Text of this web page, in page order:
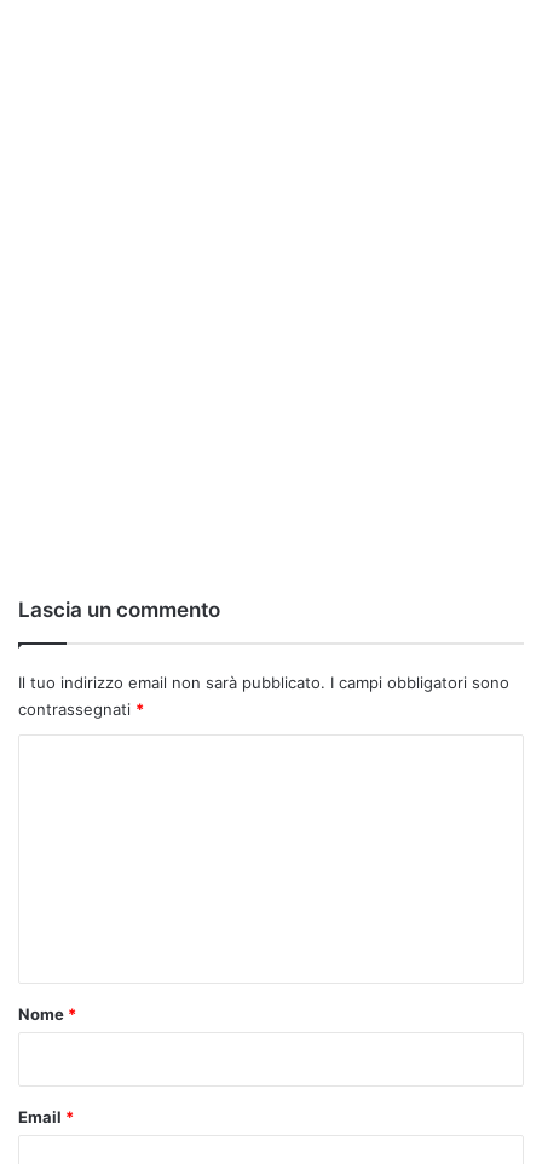
Lascia un commento
Il tuo indirizzo email non sarà pubblicato. I campi obbligatori sono
contrassegnati *
o
Nome *
Email *